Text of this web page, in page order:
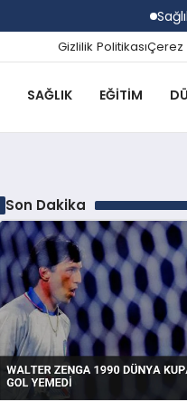
Sağlık
Gizlilik PolitikasıÇerez
SAĞLIK EĞITIM
Son Dakika